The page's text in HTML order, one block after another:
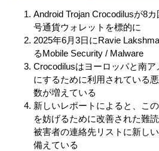
Android Trojan Crocodilusが8
号通貨ウォレットを標的に
2025年6月3日にRavie
るMobile Security / Malware
Crocodilusはヨーロッパと南
にするために利用されている
数が増えている
新しいレポートによると、こ
を妨げるために改善された難
被害者の連絡先リストに新し
備えている